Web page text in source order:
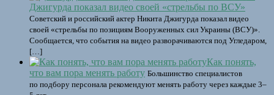
Джигурда показал видео своей «стрельбы по ВСУ»
Советский и российский актер Никита Джигурда показал видео
своей «стрельбы по позициям Вооруженных сил Украины (ВСУ)».
Сообщается, что события на видео разворачиваются под Угледаром,
[…]
Как понять,
что вам пора менять работу Большинство специалистов
по подбору персонала рекомендуют менять работу через каждые 3–